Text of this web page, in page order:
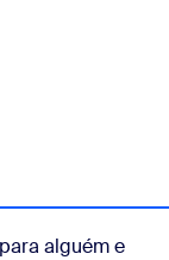
alguém e